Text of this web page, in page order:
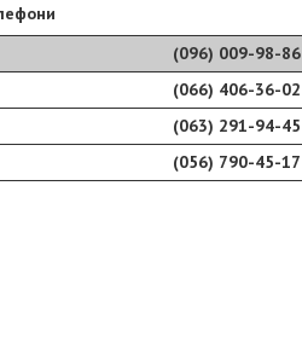
(096) 009-98-86
(066) 406-36-02
(063) 291-94-45
(056) 790-45-17